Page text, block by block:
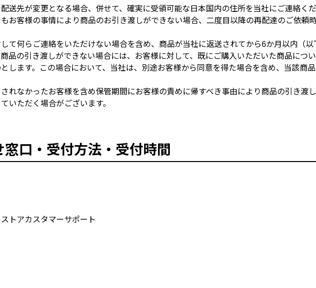
送先が変更となる場合、併せて、確実に受領可能な日本国内の住所を当社にご連絡くだ
お客様の事情により商品のお引き渡しができない場合、二度目以降の再配達のご依頼
て何らご連絡をいただけない場合を含め、商品が当社に返送されてから6か月以内（
品の引き渡しができない場合には、お客様に対して、既にご購入いただいた商品につ
します。この場合において、当社は、別途お客様から同意を得た場合を含め、当該商
れなかったお客様を含め保管期間にお客様の責めに帰すべき事由により商品の引き渡
いただく場合がございます。
窓口・受付方法・受付時間
トアカスタマーサポート